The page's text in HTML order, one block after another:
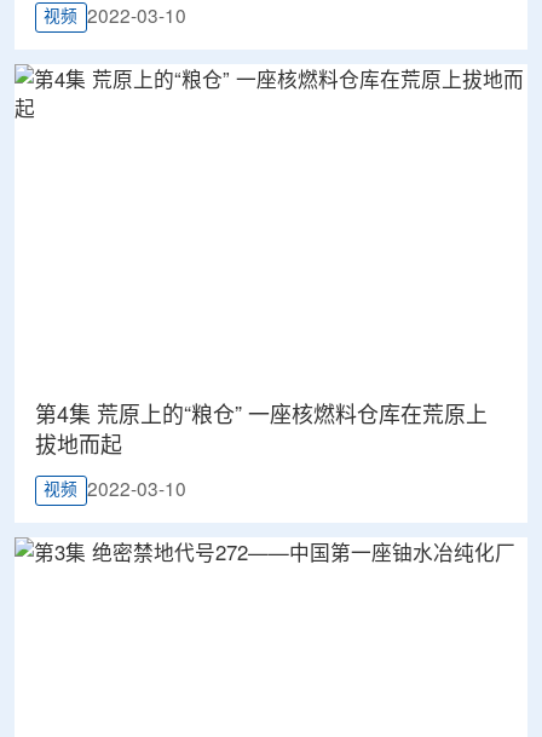
视频 2022-03-10
第4集 荒原上的“粮仓” 一座核燃料仓库在荒原上
拔地而起
视频 2022-03-10